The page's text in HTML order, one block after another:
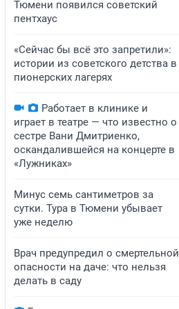
Тюмени появился советский
пентхаус
«Сейчас бы всё это запретили»:
истории из советского детства в
пионерских лагерях
Работает в клинике и
играет в театре — что известно о
сестре Вани Дмитриенко,
оскандалившейся на концерте в
«Лужниках»
Минус семь сантиметров за
сутки. Тура в Тюмени убывает
уже неделю
Врач предупредил о смертельной
опасности на даче: что нельзя
делать в саду